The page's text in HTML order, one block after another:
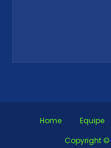
Home Equipe
Copyright ©